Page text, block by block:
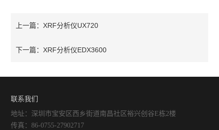
上一篇：XRF分析仪UX720
下一篇：XRF分析仪EDX3600
联系我们
地址：深圳市宝安区西乡街道南昌社区裕兴创谷E栋2楼
传真：86-0755-27902717